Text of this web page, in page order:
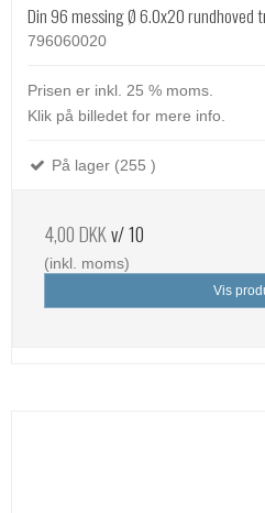
Din 96 messing Ø 6.0x20
796060020
Prisen er inkl. 25 % moms.
Klik på billedet for mere info.
På lager (255 )
4,00 DKKv/ 10
(inkl. moms)
Vis